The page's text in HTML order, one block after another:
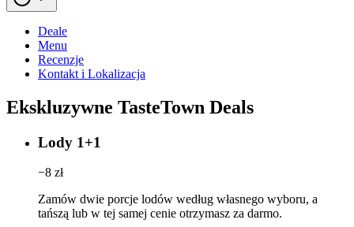
Deale
Menu
Recenzje
Kontakt i Lokalizacja
Ekskluzywne TasteTown Deals
Lody 1+1
−8 zł
Zamów dwie porcje lodów według własnego wyboru, a
tańszą lub w tej samej cenie otrzymasz za darmo.